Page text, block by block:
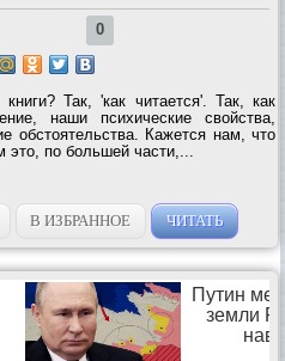
0
Так, 'как читается'. Так, как
наши психические свойства,
обстоятельства. Кажется нам, что
по большей части,...
В ИЗБРАННОЕ ЧИТАТЬ